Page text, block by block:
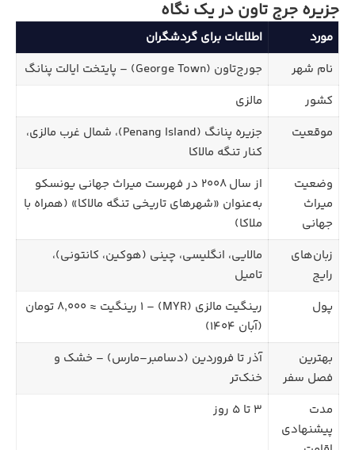
جزیره جرج تاون در یک نگاه
مورد
اطلاعات برای گردشگران
نام شهر
جورج‌تاون (George Town) – پایتخت ایالت پنانگ
کشور
مالزی
موقعیت
جزیره پنانگ (Penang Island)، شمال غرب مالزی،
کنار تنگه مالاکا
وضعیت
میراث
جهانی
از سال ۲۰۰۸ در فهرست میراث جهانی یونسکو
به‌عنوان «شهرهای تاریخی تنگه مالاکا» (همراه با
ملاکا)
زبان‌های
رایج
مالایی، انگلیسی، چینی (هوکین، کانتونی)،
تامیل
پول
رینگیت مالزی (MYR) – ۱ رینگیت ≈ ۸,۰۰۰ تومان
(آبان ۱۴۰۴)
بهترین
فصل سفر
آذر تا فروردین (دسامبر–مارس) – خشک و
خنک‌تر
مدت
پیشنهادی
۳ تا ۵ روز